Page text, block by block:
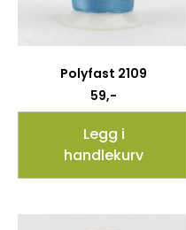
Polyfast 2109
59,-
Legg i
handlekurv